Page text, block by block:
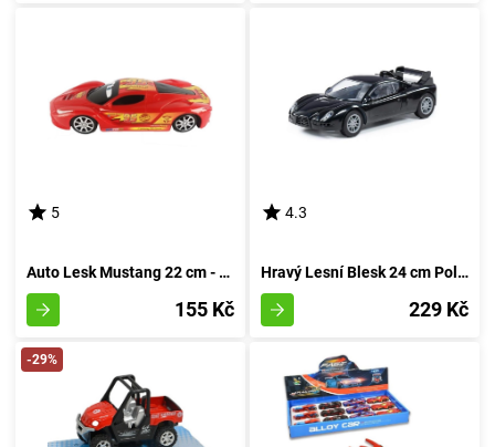
5
Auto Lesk Mustang 22 cm - rudá
155 Kč
4.3
Hravý Lesní Blesk 24 cm Polesie - rudá
229 Kč
-29%